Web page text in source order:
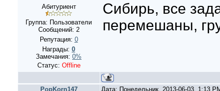
Абитуриент
Группа: Пользователи
Сообщений: 2
Репутация: 0
Награды: 0
Замечания: 0%
Статус: Offline
Сибирь, все
перемешаны,
PopKorn147
Дата: Понедельник, 2013-06-03, 1:13